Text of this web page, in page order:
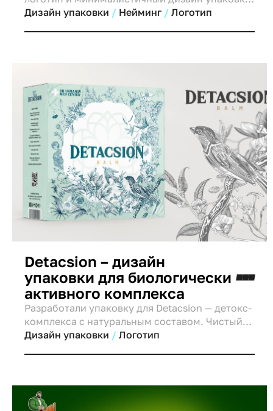
для Bovard Pharmaceutical — бренда,
Дизайн упаковки Нейминг Логотип
Detacsion – дизайн
упаковки для биологически
активного комплекса
Разработали упаковку для Detacsion — детокс-
комплекса с натуральным составом. Чистый
дизайн, природные акценты и визуальный
Дизайн упаковки Логотип